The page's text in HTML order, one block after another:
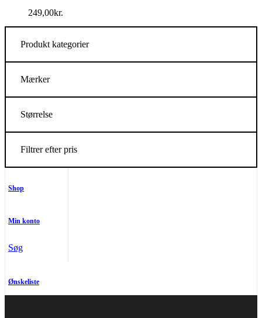
249,00kr.
Produkt kategorier
Mærker
Størrelse
Filtrer efter pris
Shop
Min konto
Søg
Ønskeliste